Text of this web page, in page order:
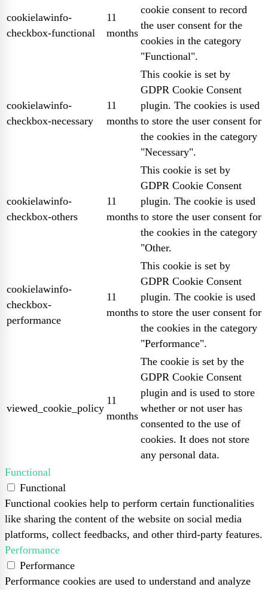
cookielawinfo-
checkbox-functional
11
months
cookie consent to record
the user consent for the
cookies in the category
"Functional".
cookielawinfo-
checkbox-necessary
11
months
This cookie is set by
GDPR Cookie Consent
plugin. The cookies is used
to store the user consent for
the cookies in the category
"Necessary".
cookielawinfo-
checkbox-others
11
months
This cookie is set by
GDPR Cookie Consent
plugin. The cookie is used
to store the user consent for
the cookies in the category
"Other.
cookielawinfo-
checkbox-
performance
11
months
This cookie is set by
GDPR Cookie Consent
plugin. The cookie is used
to store the user consent for
the cookies in the category
"Performance".
viewed_cookie_policy
11
months
The cookie is set by the
GDPR Cookie Consent
plugin and is used to store
whether or not user has
consented to the use of
cookies. It does not store
any personal data.
Functional
Functional
Functional cookies help to perform certain functionalities
like sharing the content of the website on social media
platforms, collect feedbacks, and other third-party features.
Performance
Performance
Performance cookies are used to understand and analyze